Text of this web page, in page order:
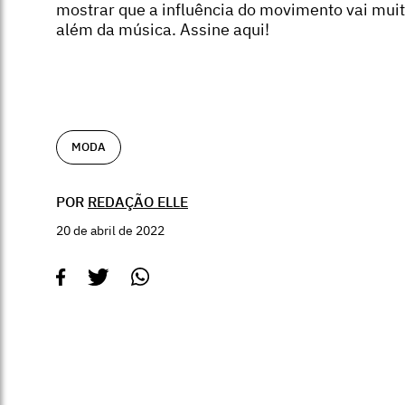
mostrar que a influência do movimento vai
além da música. Assine aqui!
MODA
POR REDAÇÃO ELLE
20 de abril de 2022